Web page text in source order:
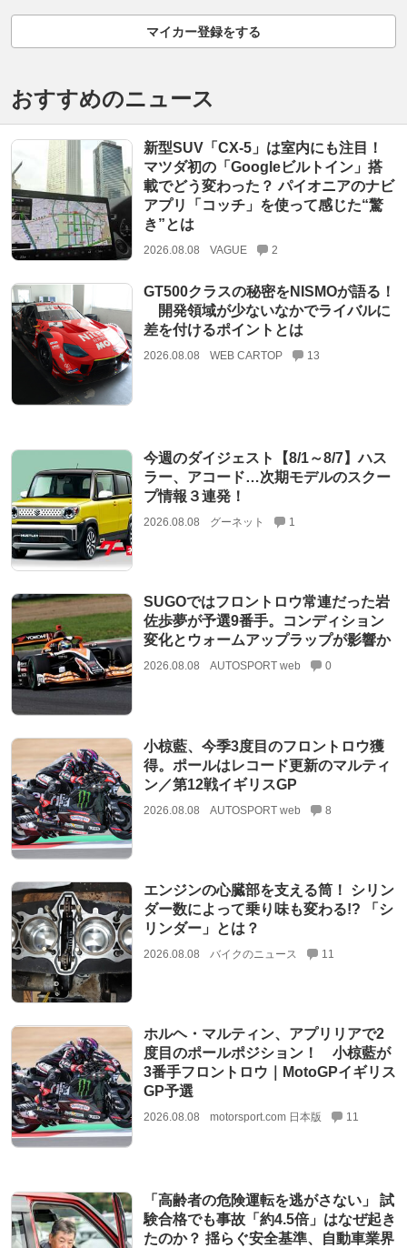
マイカー登録をする
おすすめのニュース
新型SUV「CX-5」は室内にも注目！
マツダ初の「Googleビルトイン」搭
載でどう変わった？ パイオニアのナビ
アプリ「コッチ」を使って感じた“驚
き”とは
2026.08.08 VAGUE 2
GT500クラスの秘密をNISMOが語る！
開発領域が少ないなかでライバルに
差を付けるポイントとは
2026.08.08 WEB CARTOP 13
今週のダイジェスト【8/1～8/7】ハス
ラー、アコード…次期モデルのスクー
プ情報３連発！
2026.08.08 グーネット 1
SUGOではフロントロウ常連だった岩
佐歩夢が予選9番手。コンディション
変化とウォームアップラップが影響か
2026.08.08 AUTOSPORT web 0
小椋藍、今季3度目のフロントロウ獲
得。ポールはレコード更新のマルティ
ン／第12戦イギリスGP
2026.08.08 AUTOSPORT web 8
エンジンの心臓部を支える筒！ シリン
ダー数によって乗り味も変わる!? 「シ
リンダー」とは？
2026.08.08 バイクのニュース 11
ホルヘ・マルティン、アプリリアで2
度目のポールポジション！ 小椋藍が
3番手フロントロウ｜MotoGPイギリス
GP予選
2026.08.08 motorsport.com 日本版 11
「高齢者の危険運転を逃がさない」 試
験合格でも事故「約4.5倍」はなぜ起き
たのか？ 揺らぐ安全基準、自動車業界